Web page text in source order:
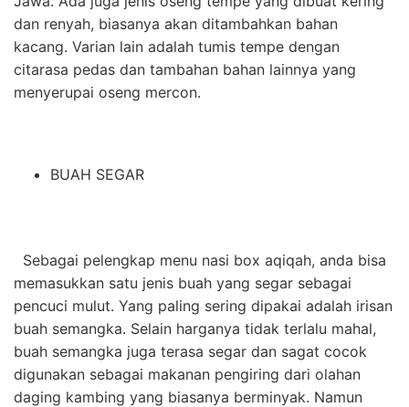
dan renyah, biasanya akan ditambahkan bahan
kacang. Varian lain adalah tumis tempe dengan
citarasa pedas dan tambahan bahan lainnya yang
menyerupai oseng mercon.
BUAH SEGAR
Sebagai pelengkap menu nasi box aqiqah, anda bisa
memasukkan satu jenis buah yang segar sebagai
pencuci mulut. Yang paling sering dipakai adalah irisan
buah semangka. Selain harganya tidak terlalu mahal,
buah semangka juga terasa segar dan sagat cocok
digunakan sebagai makanan pengiring dari olahan
daging kambing yang biasanya berminyak. Namun